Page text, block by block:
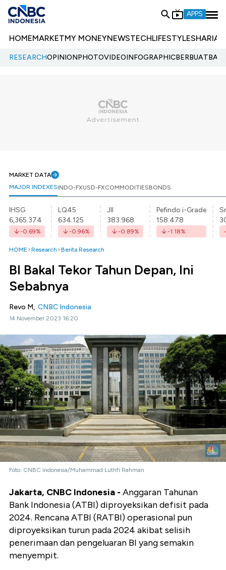
APPS
HOMEMARKETMY MONEYNEWSTECHLIFESTYLESHARIA
RESEARCHOPINIONPHOTOVIDEOINFOGRAPHIC
MARKET DATA
MAJOR INDEXESINDO-FXUSD-FXCOMMODITIESBONDS
IHSG
6,365.374
-0.69%
LQ45
634.125
-0.96%
JII
383.968
-0.89%
Pefindo i-Grade
158.478
-1.18%
HOME Research Berita Research
BI Bakal Tekor Tahun Depan, Ini
Sebabnya
Revo M, CNBC Indonesia
14 November 2023 16:20
Foto: CNBC Indonesia/Muhammad Luthfi Rahman
Jakarta, CNBC Indonesia - Anggaran Tahunan
Bank Indonesia (ATBI) diproyeksikan defisit pada
2024. Rencana ATBI (RATBI) operasional pun
diproyeksikan turun pada 2024 akibat selisih
penerimaan dan pengeluaran BI yang semakin
menyempit.